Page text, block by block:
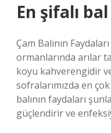
En şifalı
Çam Balının
ormanlarında arılar
koyu kahverengidir
sofralarımızda en
balının faydaları
güçlendirir ve